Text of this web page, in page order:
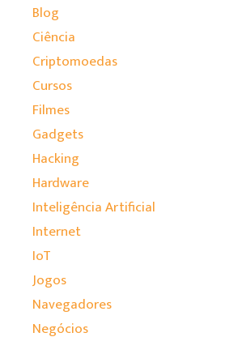
Blog
Ciência
Criptomoedas
Cursos
Filmes
Gadgets
Hacking
Hardware
Inteligência Artificial
Internet
IoT
Jogos
Navegadores
Negócios